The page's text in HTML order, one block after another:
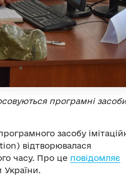
програмні
засобу
відтворювалася
часу. Про це повідомляє
України.